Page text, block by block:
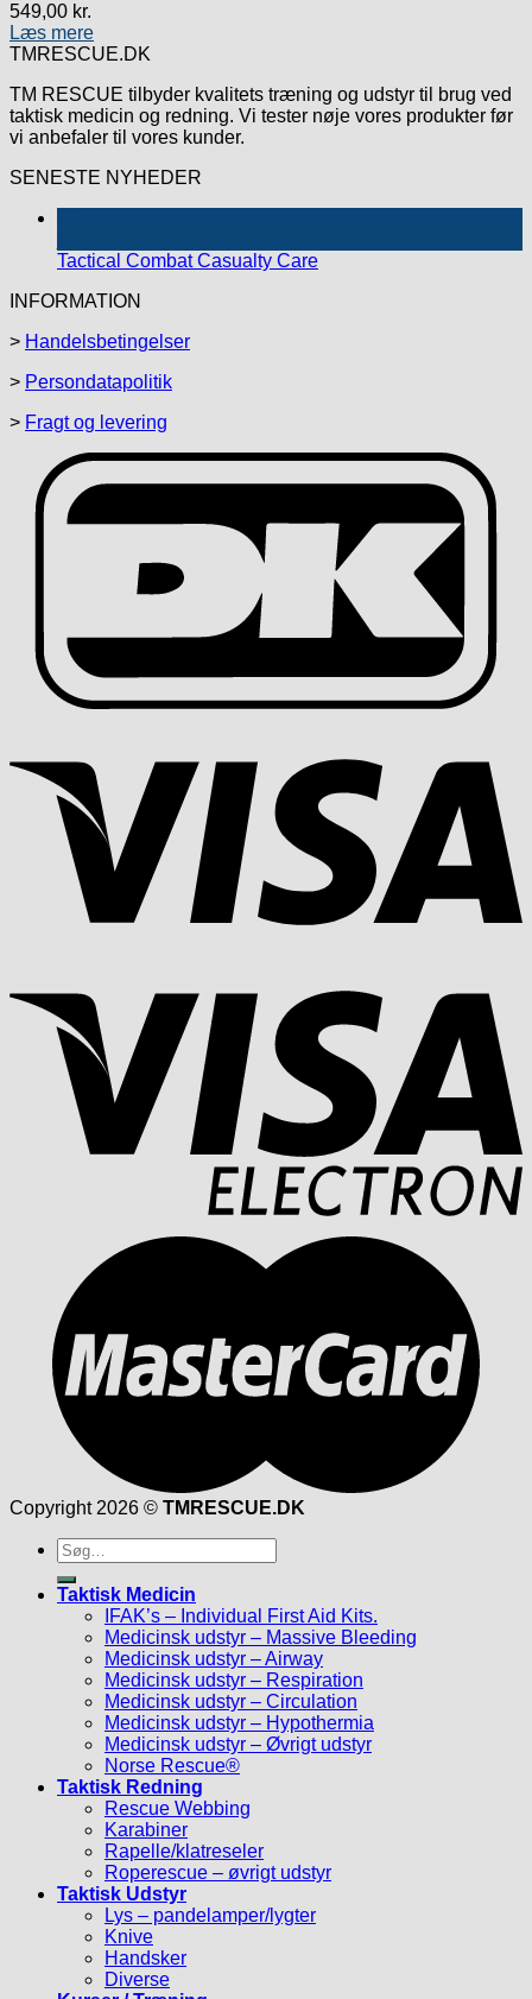
549,00 kr.
Læs mere
TMRESCUE.DK
TM RESCUE tilbyder kvalitets træning og udstyr til brug ved
taktisk medicin og redning. Vi tester nøje vores produkter før
vi anbefaler til vores kunder.
SENESTE NYHEDER
Tactical Combat Casualty Care
INFORMATION
> Handelsbetingelser
> Persondatapolitik
> Fragt og levering
Copyright 2026 © TMRESCUE.DK
Søg
efter:
Taktisk Medicin
IFAK’s – Individual First Aid Kits.
Medicinsk udstyr – Massive Bleeding
Medicinsk udstyr – Airway
Medicinsk udstyr – Respiration
Medicinsk udstyr – Circulation
Medicinsk udstyr – Hypothermia
Medicinsk udstyr – Øvrigt udstyr
Norse Rescue®
Taktisk Redning
Rescue Webbing
Karabiner
Rapelle/klatreseler
Roperescue – øvrigt udstyr
Taktisk Udstyr
Lys – pandelamper/lygter
Knive
Handsker
Diverse